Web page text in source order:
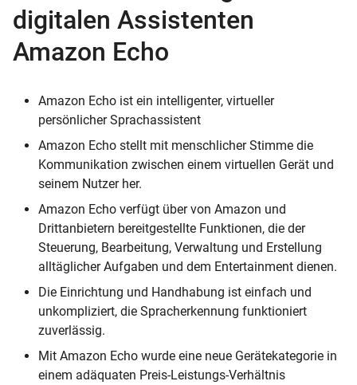
digitalen Assistenten
Amazon Echo
Amazon Echo ist ein intelligenter, virtueller
persönlicher Sprachassistent
Amazon Echo stellt mit menschlicher Stimme die
Kommunikation zwischen einem virtuellen Gerät und
seinem Nutzer her.
Amazon Echo verfügt über von Amazon und
Drittanbietern bereitgestellte Funktionen, die der
Steuerung, Bearbeitung, Verwaltung und Erstellung
alltäglicher Aufgaben und dem Entertainment dienen.
Die Einrichtung und Handhabung ist einfach und
unkompliziert, die Spracherkennung funktioniert
zuverlässig.
Mit Amazon Echo wurde eine neue Gerätekategorie in
einem adäquaten Preis-Leistungs-Verhältnis